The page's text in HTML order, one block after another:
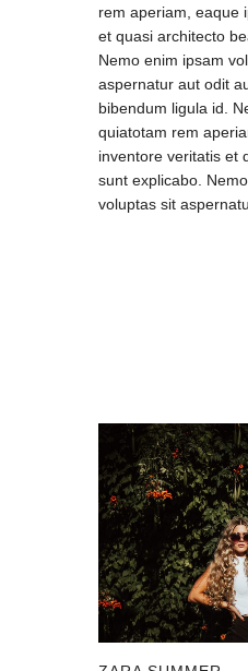
rem aperiam, eaque
et quasi architecto
Nemo enim ipsam
aspernatur aut odit
bibendum ligula id.
quiatotam rem
inventore veritatis et
sunt explicabo.
voluptas sit